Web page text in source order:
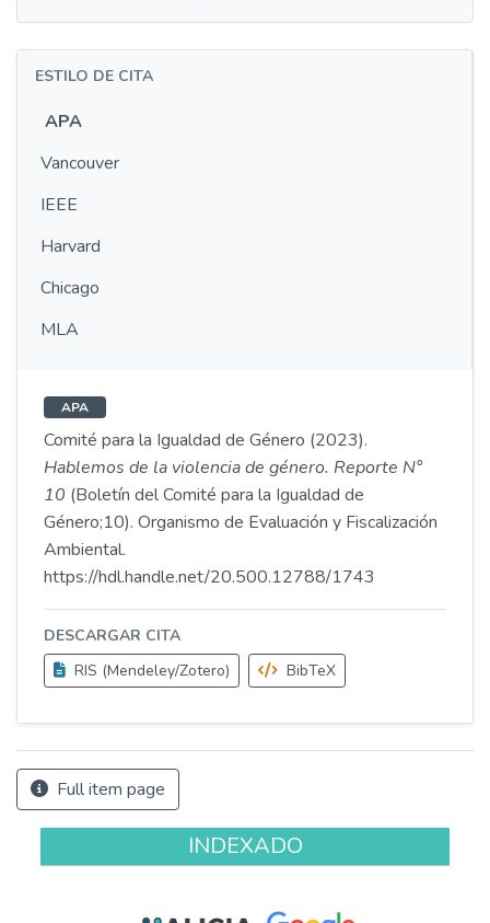
ESTILO DE CITA
APA
Vancouver
IEEE
Harvard
Chicago
MLA
APA
Comité para la Igualdad de Género (2023).
Hablemos de la violencia de género. Reporte N°
10 (Boletín del Comité para la Igualdad de
Género;10). Organismo de Evaluación y Fiscalización
Ambiental.
https://hdl.handle.net/20.500.12788/1743
DESCARGAR CITA
RIS (Mendeley/Zotero)
BibTeX
Full item page
INDEXADO